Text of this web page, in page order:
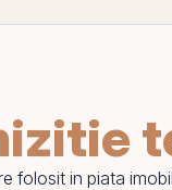
folosit in piata